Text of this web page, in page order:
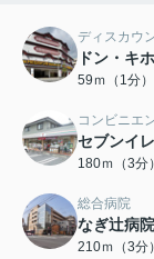
ディスカウ
ドン・キ
59ｍ（1分）
コンビニエ
セブンイ
180ｍ（3分）
総合病院
なぎ辻病院
210ｍ（3分）